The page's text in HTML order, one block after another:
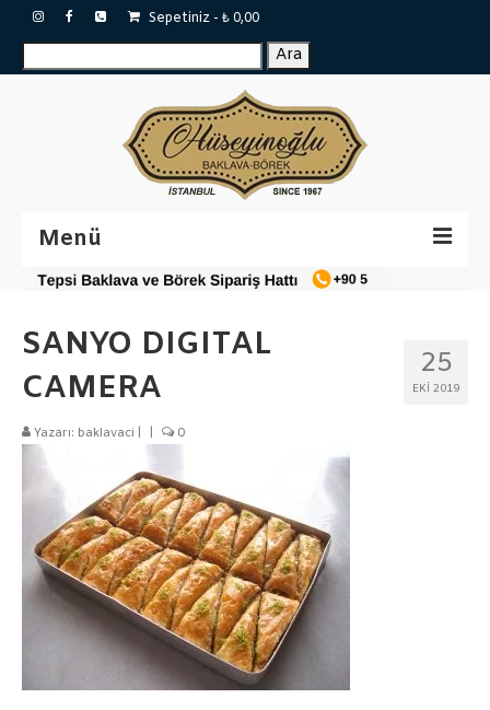
Sepetiniz - ₺0,00
Ara: Ara
Menü
Katalog
Baklavalar
Tepsi Baklava
Tulumba
Börekler
Pastalar
İletişim
25
EKI 2019
SANYO DIGITAL
CAMERA
Yazarı: baklavaci 0